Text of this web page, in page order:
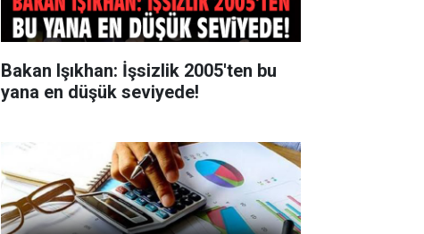
Bakan Işıkhan: İşsizlik 2005'ten bu
yana en düşük seviyede!